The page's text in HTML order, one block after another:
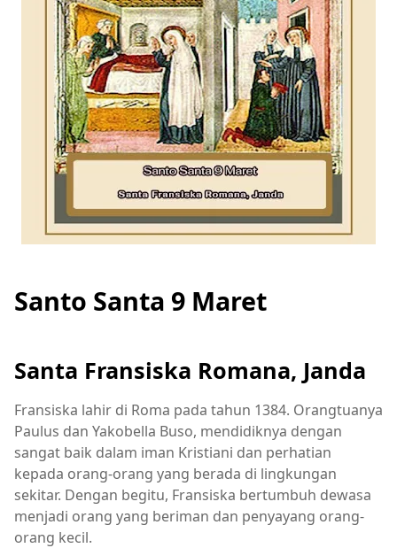
Santo Santa 9 Maret
Santa Fransiska Romana, Janda
Fransiska lahir di Roma pada tahun 1384. Orangtuanya
Paulus dan Yakobella Buso, mendidiknya dengan
sangat baik dalam iman Kristiani dan perhatian
kepada orang-orang yang berada di lingkungan
sekitar. Dengan begitu, Fransiska bertumbuh dewasa
menjadi orang yang beriman dan penyayang orang-
orang kecil.